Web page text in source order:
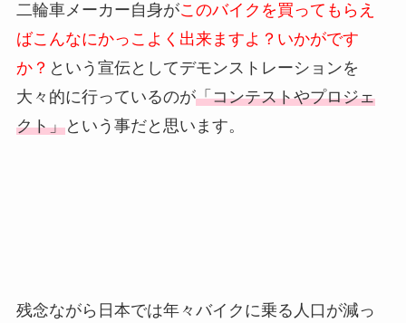
二輪車メーカー自身がこのバイクを買ってもらえ
ばこんなにかっこよく出来ますよ？いかがです
か？ という宣伝としてデモンストレーションを
大々的に行っているのが「コンテストやプロジェ
クト」という事だと思います。
残念ながら日本では年々バイクに乗る人口が減っ